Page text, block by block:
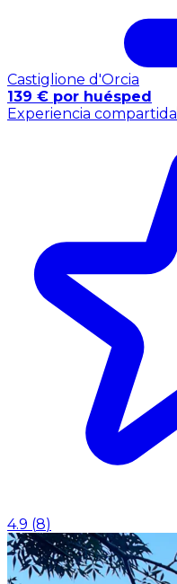
Castiglione d'Orcia
139 € por huésped
Experiencia compartida
4.9 (8)